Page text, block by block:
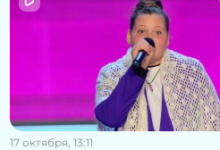
17 октября, 13:11